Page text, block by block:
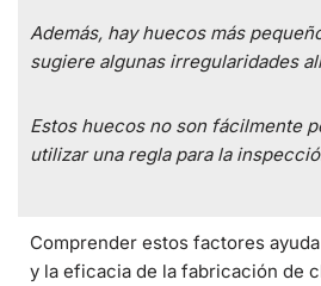
Además, hay huecos más
sugiere algunas irregularidades
Estos huecos no son fácilmente
utilizar una regla para la
Comprender estos factores
y la eficacia de la fabricación de